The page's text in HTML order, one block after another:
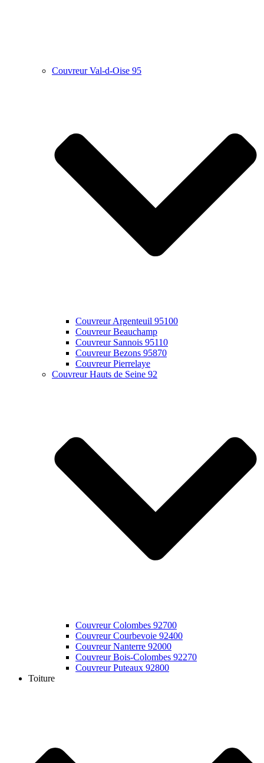
Couvreur Val-d-Oise 95
Couvreur Argenteuil 95100
Couvreur Beauchamp
Couvreur Sannois 95110
Couvreur Bezons 95870
Couvreur Pierrelaye
Couvreur Hauts de Seine 92
Couvreur Colombes 92700
Couvreur Courbevoie 92400
Couvreur Nanterre 92000
Couvreur Bois-Colombes 92270
Couvreur Puteaux 92800
Toiture